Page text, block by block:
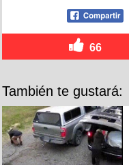
66
También te gustará: